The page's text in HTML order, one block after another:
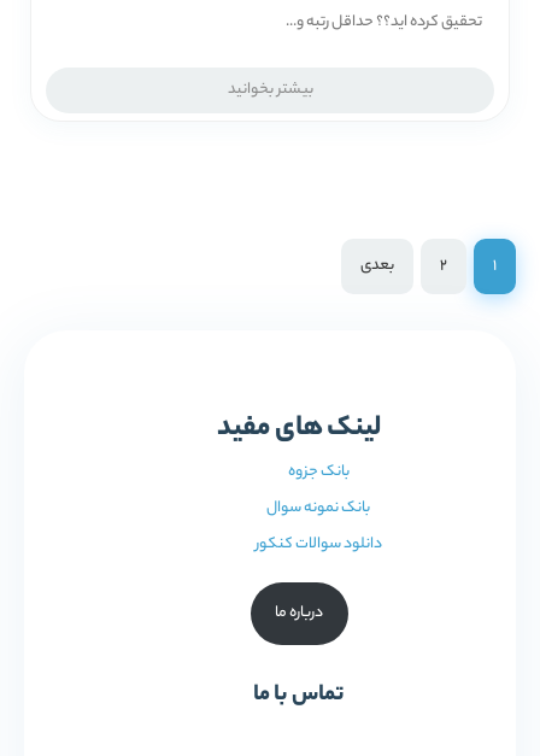
تحقیق کرده اید؟؟ حداقل رتبه و...
بیشتر بخوانید
1
2 بعدی
لینک های مفید
بانک جزوه
بانک نمونه سوال
دانلود سوالات کنکور
درباره ما
تماس با ما